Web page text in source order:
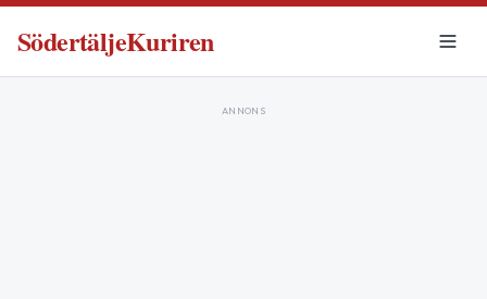
SödertäljeKuriren
ANNONS